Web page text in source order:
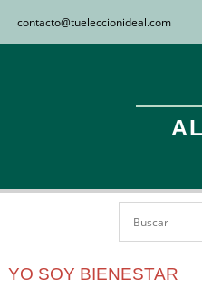
contacto​@tueleccionideal.com
YO SOY BIENESTAR